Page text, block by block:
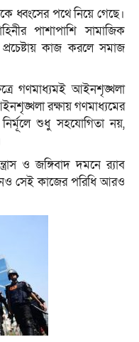
ধ্বংসের পথে নিয়ে গেছে।
পাশাপাশি সামাজিক
কাজ করলে সমাজ
গণমাধ্যমই আইনশৃঙ্খলা
রক্ষায় গণমাধ্যমের
শুধু সহযোগিতা নয়,
ও জঙ্গিবাদ দমনে র‌্যাব
সেই কাজের পরিধি আরও